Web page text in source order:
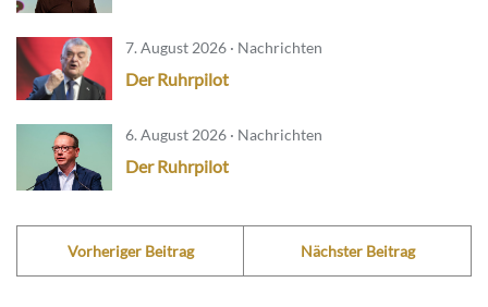
7. August 2026 · Nachrichten
Der Ruhrpilot
6. August 2026 · Nachrichten
Der Ruhrpilot
Vorheriger Beitrag Nächster Beitrag